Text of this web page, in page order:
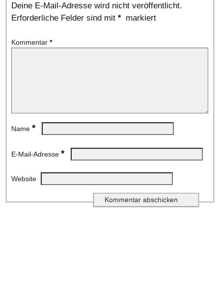
Deine E-Mail-Adresse wird nicht veröffentlicht.
Erforderliche Felder sind mit * markiert
Kommentar *
Name *
E-Mail-Adresse *
Website